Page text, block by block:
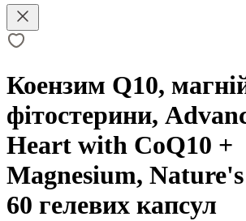
Коензим Q10,
фітостерини,
Heart with CoQ10 +
Magnesium,
60 гелевих капсул